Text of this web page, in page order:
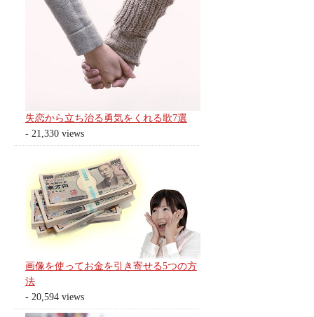
失恋から立ち治る勇気をくれる歌7選
- 21,330 views
画像を使ってお金を引き寄せる5つの方
法
- 20,594 views